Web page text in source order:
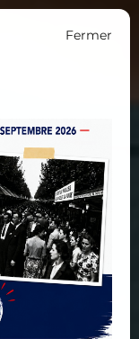
Fermer